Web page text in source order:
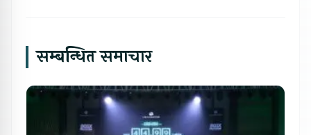
सम्बन्धित समाचार